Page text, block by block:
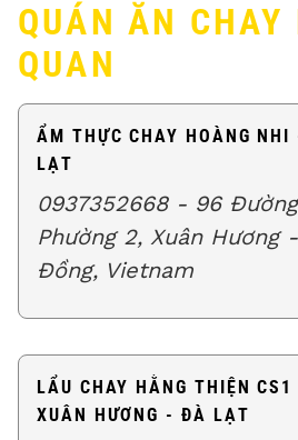
QUÁN ĂN CHAY
QUAN
ẨM THỰC CHAY HOÀNG
LẠT
0937352668 - 96
Phường 2, Xuân Hương
Đồng, Vietnam
LẨU CHAY HẰNG THIỆN
XUÂN HƯƠNG - ĐÀ LẠT